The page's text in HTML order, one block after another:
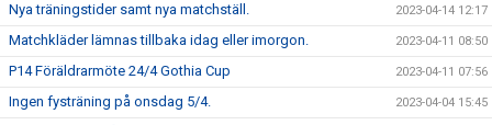
Nya träningstider samt nya matchställ. 2023-04-14 12:17
Matchkläder lämnas tillbaka idag eller imorgon. 2023-04-11 08:50
P14 Föräldrarmöte 24/4 Gothia Cup 2023-04-11 07:56
Ingen fysträning på onsdag 5/4. 2023-04-04 15:45